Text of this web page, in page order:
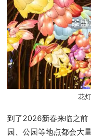
花
到了2026新春来临之前
园、公园等地点都会大